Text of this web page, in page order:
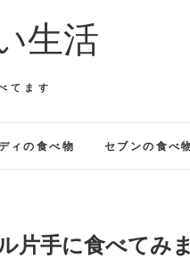
生活
てます
ィの食べ物 セブンの食べ
片手に食べてみ